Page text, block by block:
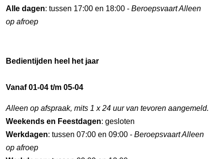
Alle dagen: tussen 17:00 en 18:00 - Beroepsvaart Alleen
op afroep
Bedientijden heel het jaar
Vanaf 01-04 t/m 05-04
Alleen op afspraak, mits 1 x 24 uur van tevoren aangemeld.
Weekends en Feestdagen: gesloten
Werkdagen: tussen 07:00 en 09:00 - Beroepsvaart Alleen
op afroep